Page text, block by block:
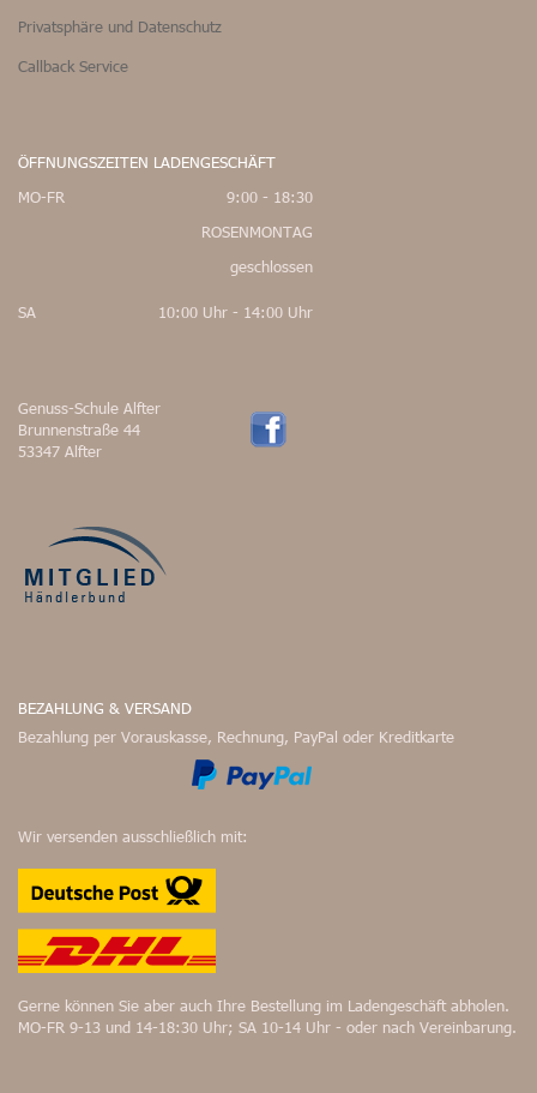
Privatsphäre und Datenschutz
Callback Service
ÖFFNUNGSZEITEN LADENGESCHÄFT
MO-FR
9:00 - 18:30
ROSENMONTAG
geschlossen
SA 10:00 Uhr - 14:00 Uhr
Genuss-Schule Alfter
Brunnenstraße 44
53347 Alfter
BEZAHLUNG & VERSAND
Bezahlung per Vorauskasse, Rechnung, PayPal oder Kreditkarte
Wir versenden ausschließlich mit:
Gerne können Sie aber auch Ihre Bestellung im Ladengeschäft abholen.
MO-FR 9-13 und 14-18:30 Uhr; SA 10-14 Uhr - oder nach Vereinbarung.